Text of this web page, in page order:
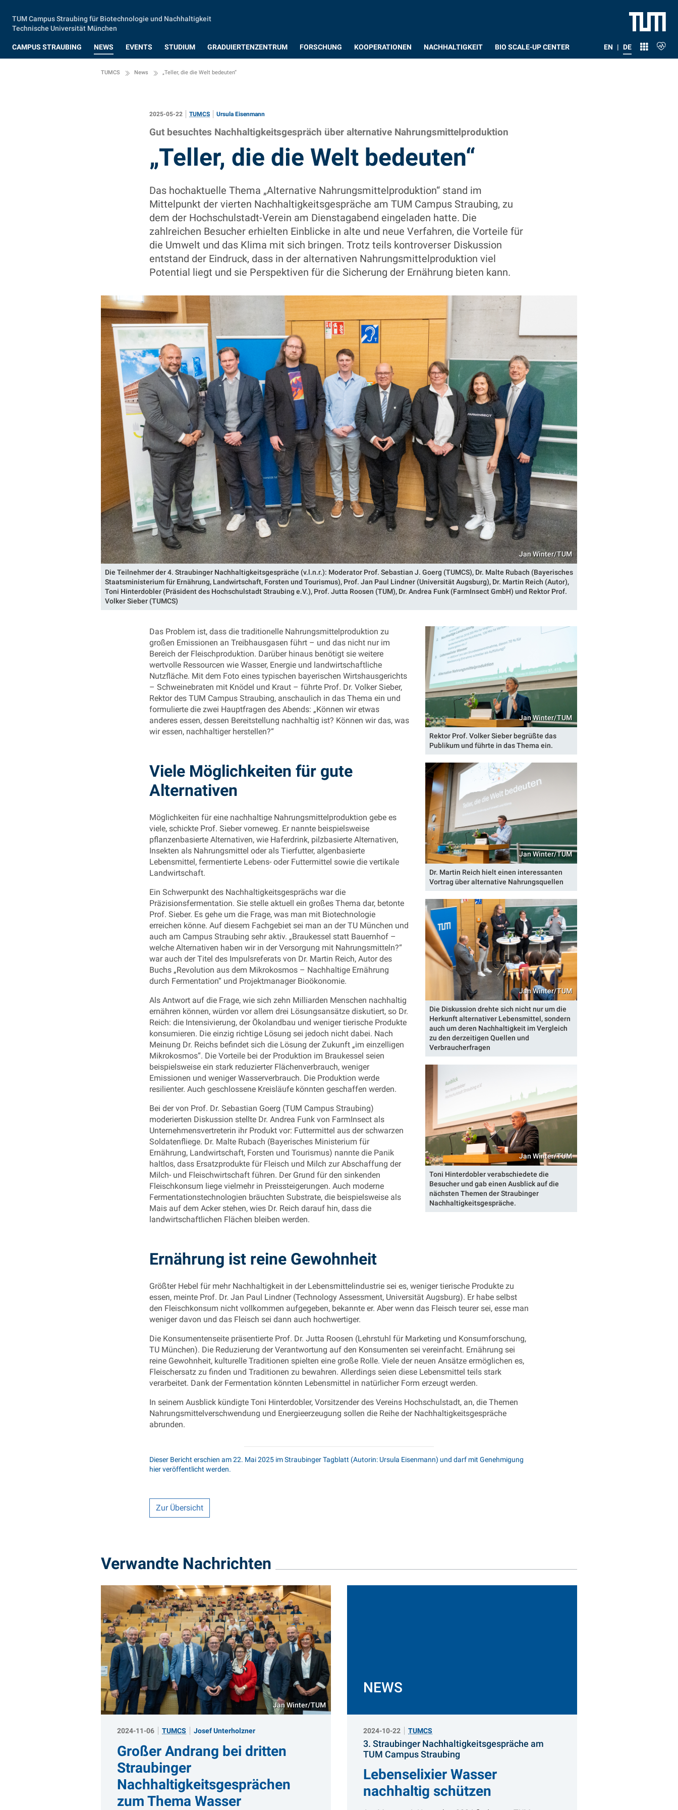
TUM Campus Straubing für Biotechnologie und Nachhaltigkeit
Technische Universität München
CAMPUS STRAUBING NEWS EVENTS STUDIUM GRADUIERTENZENTRUM FORSCHUNG KOOPERATIONEN NACHHALTIGKEIT BIO SCALE-UP CENTER EN | DE
TUMCS News „Teller, die die Welt bedeuten“
2025-05-22 TUMCS Ursula Eisenmann
Gut besuchtes Nachhaltigkeitsgespräch über alternative Nahrungsmittelproduktion
:
„Teller, die die Welt bedeuten“
Das hochaktuelle Thema „Alternative Nahrungsmittelproduktion“ stand im
Mittelpunkt der vierten Nachhaltigkeitsgespräche am TUM Campus Straubing, zu
dem der Hochschulstadt-Verein am Dienstagabend eingeladen hatte. Die
zahlreichen Besucher erhielten Einblicke in alte und neue Verfahren, die Vorteile für
die Umwelt und das Klima mit sich bringen. Trotz teils kontroverser Diskussion
entstand der Eindruck, dass in der alternativen Nahrungsmittelproduktion viel
Potential liegt und sie Perspektiven für die Sicherung der Ernährung bieten kann.
Jan Winter/TUM
Die Teilnehmer der 4. Straubinger Nachhaltigkeitsgespräche (v.l.n.r.): Moderator Prof. Sebastian J. Goerg (TUMCS), Dr. Malte Rubach (Bayerisches
Staatsministerium für Ernährung, Landwirtschaft, Forsten und Tourismus), Prof. Jan Paul Lindner (Universität Augsburg), Dr. Martin Reich (Autor),
Toni Hinterdobler (Präsident des Hochschulstadt Straubing e.V.), Prof. Jutta Roosen (TUM), Dr. Andrea Funk (FarmInsect GmbH) und Rektor Prof.
Volker Sieber (TUMCS)
Jan Winter/TUM
Rektor Prof. Volker Sieber begrüßte das
Publikum und führte in das Thema ein.
Jan Winter/TUM
Dr. Martin Reich hielt einen interessanten
Vortrag über alternative Nahrungsquellen
Jan Winter/TUM
Die Diskussion drehte sich nicht nur um die
Herkunft alternativer Lebensmittel, sondern
auch um deren Nachhaltigkeit im Vergleich
zu den derzeitigen Quellen und
Verbraucherfragen
Jan Winter/TUM
Toni Hinterdobler verabschiedete die
Besucher und gab einen Ausblick auf die
nächsten Themen der Straubinger
Nachhaltigkeitsgespräche.
Das Problem ist, dass die traditionelle Nahrungsmittelproduktion zu
großen Emissionen an Treibhausgasen führt – und das nicht nur im
Bereich der Fleischproduktion. Darüber hinaus benötigt sie weitere
wertvolle Ressourcen wie Wasser, Energie und landwirtschaftliche
Nutzfläche. Mit dem Foto eines typischen bayerischen Wirtshausgerichts
– Schweinebraten mit Knödel und Kraut – führte Prof. Dr. Volker Sieber,
Rektor des TUM Campus Straubing, anschaulich in das Thema ein und
formulierte die zwei Hauptfragen des Abends: „Können wir etwas
anderes essen, dessen Bereitstellung nachhaltig ist? Können wir das, was
wir essen, nachhaltiger herstellen?“
Viele Möglichkeiten für gute
Alternativen
Möglichkeiten für eine nachhaltige Nahrungsmittelproduktion gebe es
viele, schickte Prof. Sieber vorneweg. Er nannte beispielsweise
pflanzenbasierte Alternativen, wie Haferdrink, pilzbasierte Alternativen,
Insekten als Nahrungsmittel oder als Tierfutter, algenbasierte
Lebensmittel, fermentierte Lebens- oder Futtermittel sowie die vertikale
Landwirtschaft.
Ein Schwerpunkt des Nachhaltigkeitsgesprächs war die
Präzisionsfermentation. Sie stelle aktuell ein großes Thema dar, betonte
Prof. Sieber. Es gehe um die Frage, was man mit Biotechnologie
erreichen könne. Auf diesem Fachgebiet sei man an der TU München und
auch am Campus Straubing sehr aktiv. „Braukessel statt Bauernhof –
welche Alternativen haben wir in der Versorgung mit Nahrungsmitteln?“
war auch der Titel des Impulsreferats von Dr. Martin Reich, Autor des
Buchs „Revolution aus dem Mikrokosmos – Nachhaltige Ernährung
durch Fermentation“ und Projektmanager Bioökonomie.
Als Antwort auf die Frage, wie sich zehn Milliarden Menschen nachhaltig
ernähren können, würden vor allem drei Lösungsansätze diskutiert, so Dr.
Reich: die Intensivierung, der Ökolandbau und weniger tierische Produkte
konsumieren. Die einzig richtige Lösung sei jedoch nicht dabei. Nach
Meinung Dr. Reichs befindet sich die Lösung der Zukunft „im einzelligen
Mikrokosmos“. Die Vorteile bei der Produktion im Braukessel seien
beispielsweise ein stark reduzierter Flächenverbrauch, weniger
Emissionen und weniger Wasserverbrauch. Die Produktion werde
resilienter. Auch geschlossene Kreisläufe könnten geschaffen werden.
Bei der von Prof. Dr. Sebastian Goerg (TUM Campus Straubing)
moderierten Diskussion stellte Dr. Andrea Funk von FarmInsect als
Unternehmensvertreterin ihr Produkt vor: Futtermittel aus der schwarzen
Soldatenfliege. Dr. Malte Rubach (Bayerisches Ministerium für
Ernährung, Landwirtschaft, Forsten und Tourismus) nannte die Panik
haltlos, dass Ersatzprodukte für Fleisch und Milch zur Abschaffung der
Milch- und Fleischwirtschaft führen. Der Grund für den sinkenden
Fleischkonsum liege vielmehr in Preissteigerungen. Auch moderne
Fermentationstechnologien bräuchten Substrate, die beispielsweise als
Mais auf dem Acker stehen, wies Dr. Reich darauf hin, dass die
landwirtschaftlichen Flächen bleiben werden.
Ernährung ist reine Gewohnheit
Größter Hebel für mehr Nachhaltigkeit in der Lebensmittelindustrie sei es, weniger tierische Produkte zu
essen, meinte Prof. Dr. Jan Paul Lindner (Technology Assessment, Universität Augsburg). Er habe selbst
den Fleischkonsum nicht vollkommen aufgegeben, bekannte er. Aber wenn das Fleisch teurer sei, esse man
weniger davon und das Fleisch sei dann auch hochwertiger.
Die Konsumentenseite präsentierte Prof. Dr. Jutta Roosen (Lehrstuhl für Marketing und Konsumforschung,
TU München). Die Reduzierung der Verantwortung auf den Konsumenten sei vereinfacht. Ernährung sei
reine Gewohnheit, kulturelle Traditionen spielten eine große Rolle. Viele der neuen Ansätze ermöglichen es,
Fleischersatz zu finden und Traditionen zu bewahren. Allerdings seien diese Lebensmittel teils stark
verarbeitet. Dank der Fermentation könnten Lebensmittel in natürlicher Form erzeugt werden.
In seinem Ausblick kündigte Toni Hinterdobler, Vorsitzender des Vereins Hochschulstadt, an, die Themen
Nahrungsmittelverschwendung und Energieerzeugung sollen die Reihe der Nachhaltigkeitsgespräche
abrunden.
Dieser Bericht erschien am 22. Mai 2025 im Straubinger Tagblatt (Autorin: Ursula Eisenmann) und darf mit Genehmigung
hier veröffentlicht werden.
Zur Übersicht
Verwandte Nachrichten
Jan Winter/TUM
2024-11-06 TUMCS Josef Unterholzner
Großer Andrang bei dritten
Straubinger
Nachhaltigkeitsgesprächen
zum Thema Wasser
NEWS
2024-10-22 TUMCS
3. Straubinger Nachhaltigkeitsgespräche am
TUM Campus Straubing:
Lebenselixier Wasser
nachhaltig schützen